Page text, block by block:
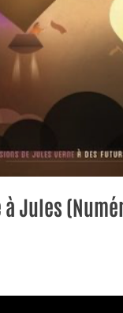
à Jules